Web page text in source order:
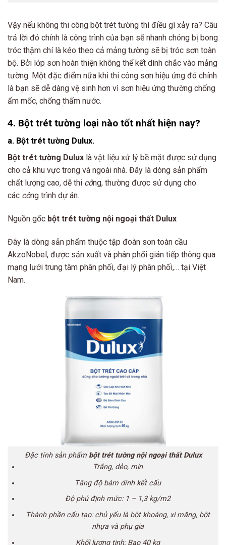
Vậy nếu không thi công bột trét tường thì điều gì xảy ra? Câu
trả lời đó chính là công trình của bạn sẽ nhanh chóng bị bong
tróc thậm chí là kéo theo cả mảng tường sẽ bị tróc sơn toàn
bộ. Bởi lớp sơn hoàn thiện không thể kết dính chắc vào mảng
tường. Một đặc điểm nữa khi thi công sơn hiệu ứng đó chính
là bạn sẽ dễ dàng vệ sinh hơn vì sơn hiệu ứng thường chống
ẩm mốc, chống thấm nước.
4. Bột trét tường loại nào tốt nhất hiện nay?
a. Bột trét tường Dulux.
Bột trét tường Dulux là vật liệu xử lý bề mặt được sử dụng
cho cả khu vực trong và ngoài nhà. Đây là dòng sản phẩm
chất lượng cao, dễ thi công, thường được sử dụng cho
các công trình dự án.
Nguồn gốc bột trét tường nội ngoại thất Dulux
Đây là dòng sản phẩm thuộc tập đoàn sơn toàn cầu
AkzoNobel, được sản xuất và phân phối gián tiếp thông qua
mạng lưới trung tâm phân phối, đại lý phân phối,… tại Việt
Nam.
Đặc tính sản phẩm bột trét tường nội ngoại thất Dulux
Trắng, dẻo, mịn
Tăng độ bám dính kết cấu
Độ phủ định mức: 1 – 1,3 kg/m2
Thành phần cấu tạo: chủ yếu là bột khoáng, xi măng, bột
nhựa và phụ gia
Khối lượng tịnh: Bao 40 kg